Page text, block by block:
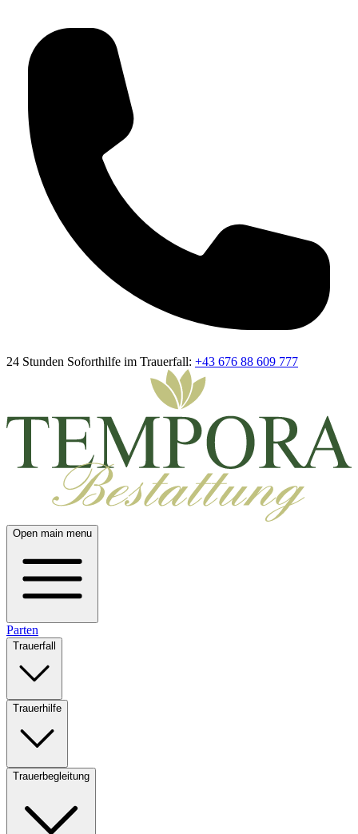
24 Stunden Soforthilfe im Trauerfall: +43 676 88 609 777
Open main menu
Parten
Trauerfall
Trauerhilfe
Trauerbegleitung